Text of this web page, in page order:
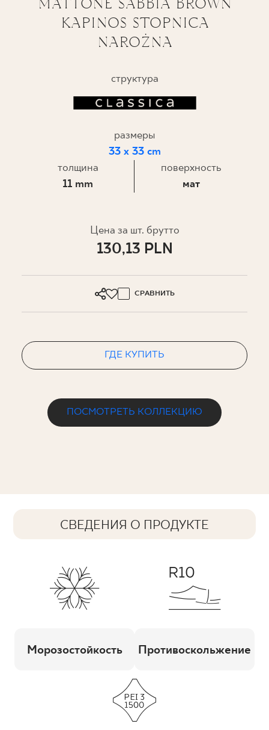
ГДЕ КУПИТЬ
МОЙ ПРОФИЛЬ
КОНТАКТ
PL EN UK RU
KAPINOS STOPNICA
NAROŻNA
структура
размеры
33 x 33 cm
толщина
11 mm
поверхность
мат
Цена за шт. брутто
130,13 PLN
СРАВНИТЬ
ГДЕ КУПИТЬ
ПОСМОТРЕТЬ КОЛЛЕКЦИЮ
СВЕДЕНИЯ О ПРОДУКТЕ
Морозостойкость Противоскольжение